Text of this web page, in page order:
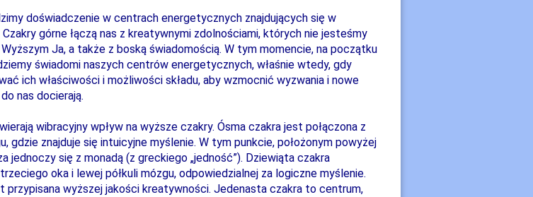
doświadczenie w centrach energetycznych znajdujących się w
górne łączą nas z kreatywnymi zdolnościami, których nie jesteśmy
Ja, a także z boską świadomością. W tym momencie, na początku
świadomi naszych centrów energetycznych, właśnie wtedy, gdy
ich właściwości i możliwości składu, aby wzmocnić wyzwania i nowe
nas docierają.
wibracyjny wpływ na wyższe czakry. Ósma czakra jest połączona z
gdzie znajduje się intuicyjne myślenie. W tym punkcie, położonym powyżej
jednoczy się z monadą (z greckiego „jedność”). Dziewiąta czakra
oka i lewej półkuli mózgu, odpowiedzialnej za logiczne myślenie.
przypisana wyższej jakości kreatywności. Jedenasta czakra to centrum,